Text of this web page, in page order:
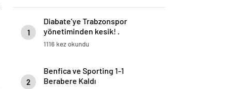
1
Diabate’ye Trabzonspor
yönetiminden kesik! .
1116 kez okundu
2
Benfica ve Sporting 1-1
Berabere Kaldı